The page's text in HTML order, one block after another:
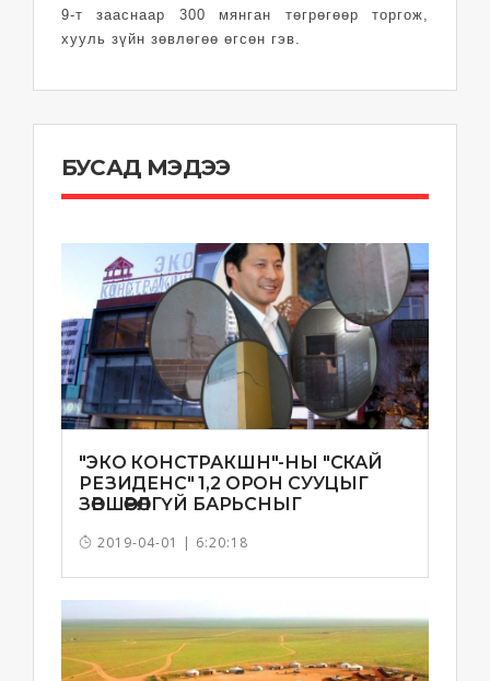
9-т зааснаар 300 мянган төгрөгөөр торгож,
хууль зүйн зөвлөгөө өгсөн гэв.
БУСАД МЭДЭЭ
"ЭКО КОНСТРАКШН"-НЫ "СКАЙ
РЕЗИДЕНС" 1,2 ОРОН СУУЦЫГ
ЗӨВШӨӨРӨЛГҮЙ БАРЬСНЫГ
2019-04-01 | 6:20:18